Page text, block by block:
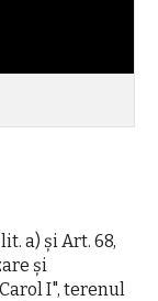
a) și Art. 68,
și
Carol I", terenul